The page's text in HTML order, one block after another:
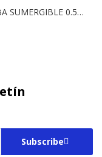
BOMBA SUMERGIBLE 0.5HP HYUNDAI 82HYSD400 AGUAS LIMPIAS Y LEVES IMPUREZAS
Subscribe